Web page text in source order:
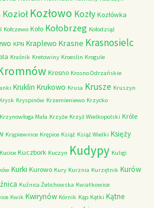
Kozioł Kozłowo Kozły Kozłówka
Kołczewo Koło Kołobrzeg Kołodziąż
KPN Kraplewo Krasne Krasnosielc
Kraśnik Kretowiny Kroeslin Krogule
Krosno Krosno Odrzańskie
Kruklin Krukowo Krusa Krusze Kruszyn
Krysk Kryspinów Krzemieniewo Krzycko
Krzynowłoga Mała Krzyże Krzyż Wielkopolski Króle
Krąpiewnice Krępice Książ Książ Wielki Księży
Kucice Kuczbork Kuczyn Kudypy Kuligi
Kurki Kurowo Kury Kurznia Kurzętnik Kurów
Kuźnica Żelichowska Kwiatkowice
Kwik Kwirynów Kórnik Kąp Kątki Kątne